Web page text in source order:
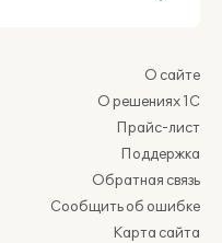
О сайте
О решениях 1С
Прайс-лист
Поддержка
Обратная связь
Сообщить об ошибке
Карта сайта